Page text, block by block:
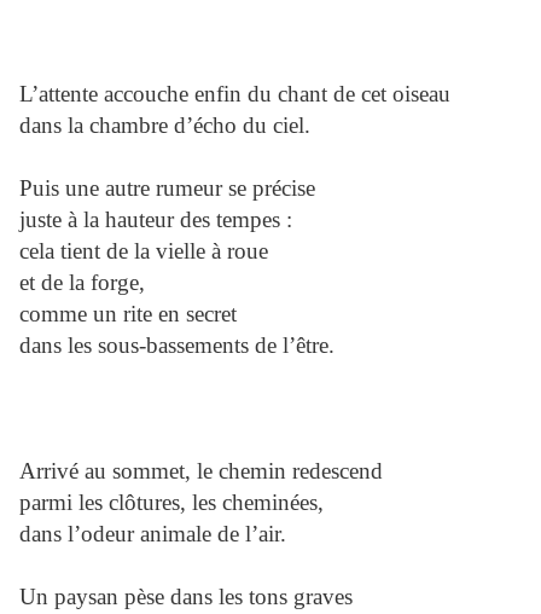
L’attente accouche enfin du chant de cet oiseau
dans la chambre d’écho du ciel.
Puis une autre rumeur se précise
juste à la hauteur des tempes :
cela tient de la vielle à roue
et de la forge,
comme un rite en secret
dans les sous-bassements de l’être.
Arrivé au sommet, le chemin redescend
parmi les clôtures, les cheminées,
dans l’odeur animale de l’air.
Un paysan pèse dans les tons graves